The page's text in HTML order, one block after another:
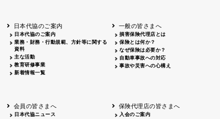
日本代協のご案内
日本代協のご案内
業務・財務・行動規範、方針等に関する
資料
主な活動
教育研修事業
新着情報一覧
一般の皆さまへ
損害保険代理店とは
保険とは何か？
なぜ保険は必要か？
自動車事故への対応
事故や災害への心構え
会員の皆さまへ
日本代協ニュース
保険代理店の皆さまへ
入会のご案内